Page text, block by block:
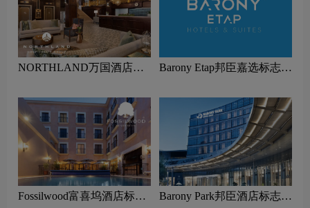
NORTHLAND万国酒店集
设计理念
Barony Etap邦臣嘉选标志设
Fossilwood富喜坞酒店标志
Barony Park邦臣酒店标志设